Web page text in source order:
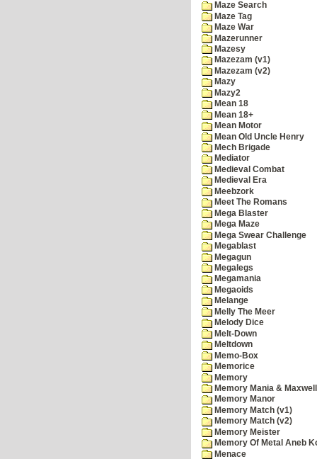
Maze Search
Maze Tag
Maze War
Mazerunner
Mazesy
Mazezam (v1)
Mazezam (v2)
Mazy
Mazy2
Mean 18
Mean 18+
Mean Motor
Mean Old Uncle Henry
Mech Brigade
Mediator
Medieval Combat
Medieval Era
Meebzork
Meet The Romans
Mega Blaster
Mega Maze
Mega Swear Challenge
Megablast
Megagun
Megalegs
Megamania
Megaoids
Melange
Melly The Meer
Melody Dice
Melt-Down
Meltdown
Memo-Box
Memorice
Memory
Memory Mania &
Memory Manor
Memory Match (v1)
Memory Match (v2)
Memory Meister
Memory Of Metal Aneb
Menace